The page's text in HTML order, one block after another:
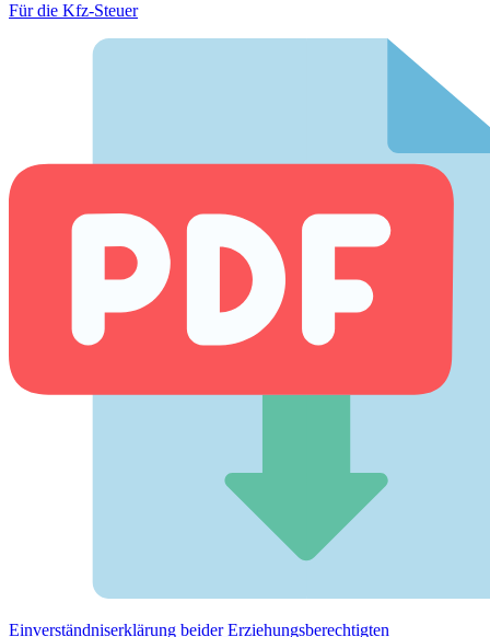
Für die Kfz-Steuer
Einverständnis­erklärung beider Erziehungs­berechtigten